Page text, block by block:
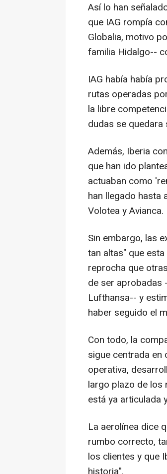
Así lo han
que IAG rompía
Globalia, motivo
familia Hidalgo--
IAG había había
rutas operadas
la libre
dudas se
Además, Iberia
que han ido
actuaban como
han llegado hasta
Volotea y Avianca.
Sin embargo, las
tan altas" que
reprocha que
de ser aprobadas
Lufthansa-- y
haber seguido el
Con todo, la
sigue centrada en
operativa,
largo plazo de los
está ya articulada
La aerolínea dice
rumbo correcto,
los clientes y que